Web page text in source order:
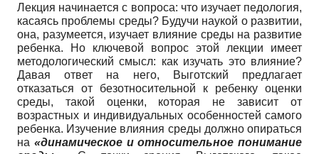
Лекция начинается с вопроса: что изучает педология,
касаясь проблемы среды? Будучи наукой о развитии,
она, разумеется, изучает влияние среды на развитие
ребенка. Но ключевой вопрос этой лекции имеет
методологический смысл: как изучать это влияние?
Давая ответ на него, Выготский предлагает
отказаться от безотносительной к ребенку оценки
среды, такой оценки, которая не зависит от
возрастных и индивидуальных особенностей самого
ребенка. Изучение влияния среды должно опираться
на «динамическое и относительное понимание